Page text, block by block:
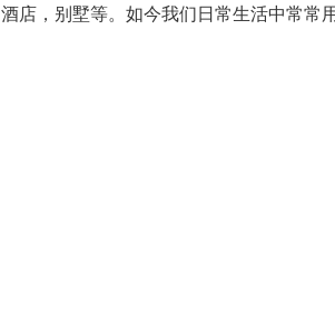
店，别墅等。如今我们日常生活中常常